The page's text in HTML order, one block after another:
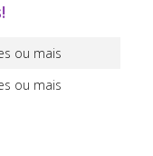
ou mais
ou mais